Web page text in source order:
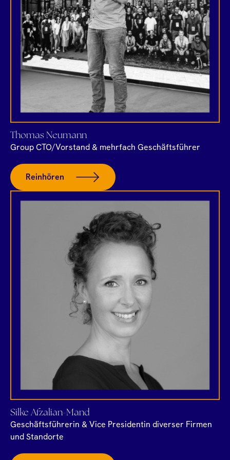
Thomas Neumann
Group CTO/Vorstand & mehrfach Geschäftsführer
Reinhören
Silke Afzalian-Mand
Geschäftsführerin & Vice Presidentin diverser Firmen
und Standorte